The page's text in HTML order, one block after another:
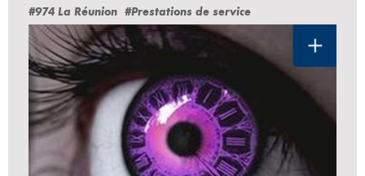
#974 La Réunion #Prestations de service